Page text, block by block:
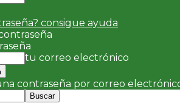
consigue ayuda
tu correo electrónico
contraseña por correo